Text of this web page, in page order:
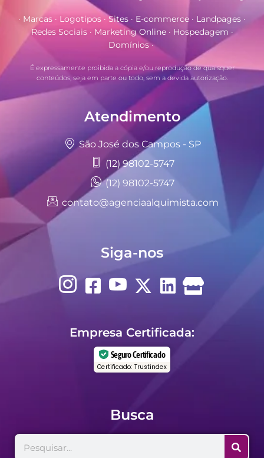
· Marcas · Logotipos · Sites · E-commerce · Landpages ·
Redes Sociais · Marketing Online · Hospedagem ·
Domínios ·
É expressamente proibida a cópia e/ou reprodução de quaisquer
conteúdos, seja em parte ou todo, sem a devida autorização.
Atendimento
São José dos Campos - SP
(12) 98102-5747
(12) 98102-5747
contato@agenciaalquimista.com
Siga-nos
Empresa Certificada:
Seguro Certificado
Certificado: Trustindex
Busca